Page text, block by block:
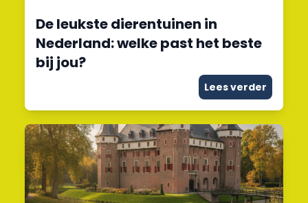
De leukste dierentuinen in
Nederland: welke past het beste
bij jou?
Lees verder